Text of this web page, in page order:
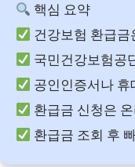
핵심 요약
건강보험 환급
국민건강보험공
공인인증서나
환급금 신청은
환급금 조회 후